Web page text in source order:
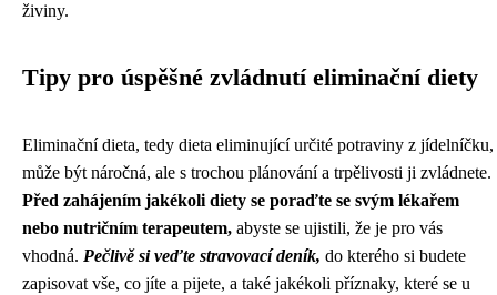
živiny.
Tipy pro úspěšné zvládnutí eliminační diety
Eliminační dieta, tedy dieta eliminující určité potraviny z jídelníčku,
může být náročná, ale s trochou plánování a trpělivosti ji zvládnete.
Před zahájením jakékoli diety se poraďte se svým lékařem
nebo nutričním terapeutem, abyste se ujistili, že je pro vás
vhodná. Pečlivě si veďte stravovací deník, do kterého si budete
zapisovat vše, co jíte a pijete, a také jakékoli příznaky, které se u